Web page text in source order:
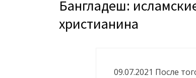
Бангладеш:
христианина
09.07.2021 После